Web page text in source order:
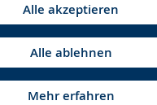
Alle akzeptieren
Alle ablehnen
Mehr erfahren